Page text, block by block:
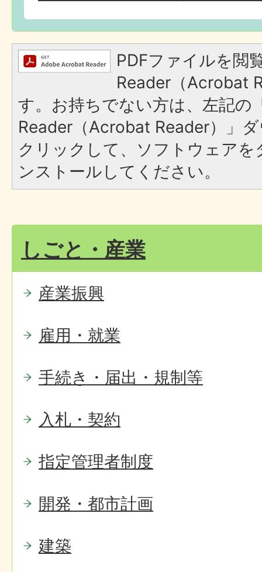
PDFファイルを閲
Reader（Acrobat
す。お持ちでない方は、左記の
Reader（Acrobat Reader）」
クリックして、ソフトウェア
ンストールしてください。
しごと・産業
産業振興
雇用・就業
手続き・届出・規制等
入札・契約
指定管理者制度
開発・都市計画
建築